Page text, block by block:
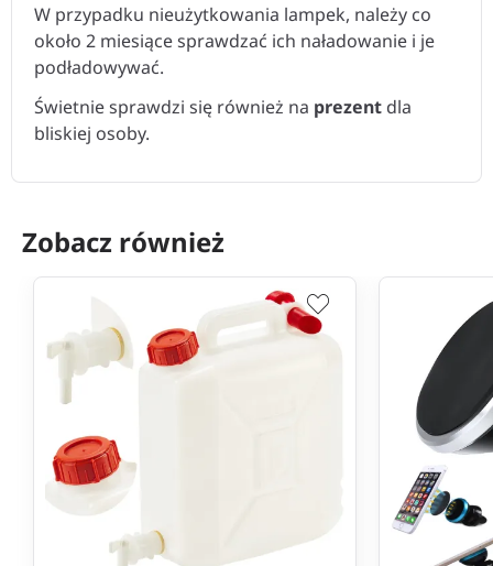
W przypadku nieużytkowania lampek, należy co
około 2 miesiące sprawdzać ich naładowanie i je
podładowywać.
Świetnie sprawdzi się również na prezent dla
bliskiej osoby.
Zobacz również